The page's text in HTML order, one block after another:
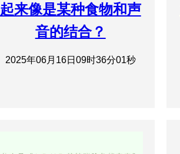
起来像是某种食物和声
音的结合？
2025年06月16日09时36分01秒